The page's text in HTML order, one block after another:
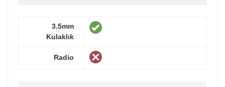
3.5mm
Kulaklık
Radio